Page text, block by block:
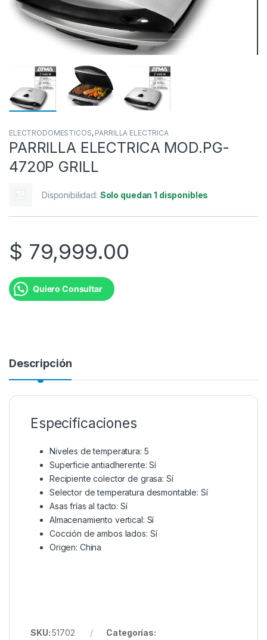
ELECTRODOMESTICOS, PARRILLA ELECTRICA
PARRILLA ELECTRICA MOD.PG-
4720P GRILL
Disponibilidad: Solo quedan 1 disponibles
$ 79,999.00
Quiero Consultar
Descripción
Especificaciones
Niveles de temperatura: 5
Superficie antiadherente: Sí
Recipiente colector de grasa: Sí
Selector de temperatura desmontable: Sí
Asas frías al tacto: Sí
Almacenamiento vertical: Sí
Cocción de ambos lados: Sí
Origen: China
SKU:51702
Categorías: